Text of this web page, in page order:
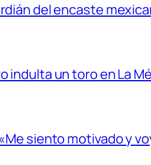
del encaste
indulta un toro en La
siento motivado y